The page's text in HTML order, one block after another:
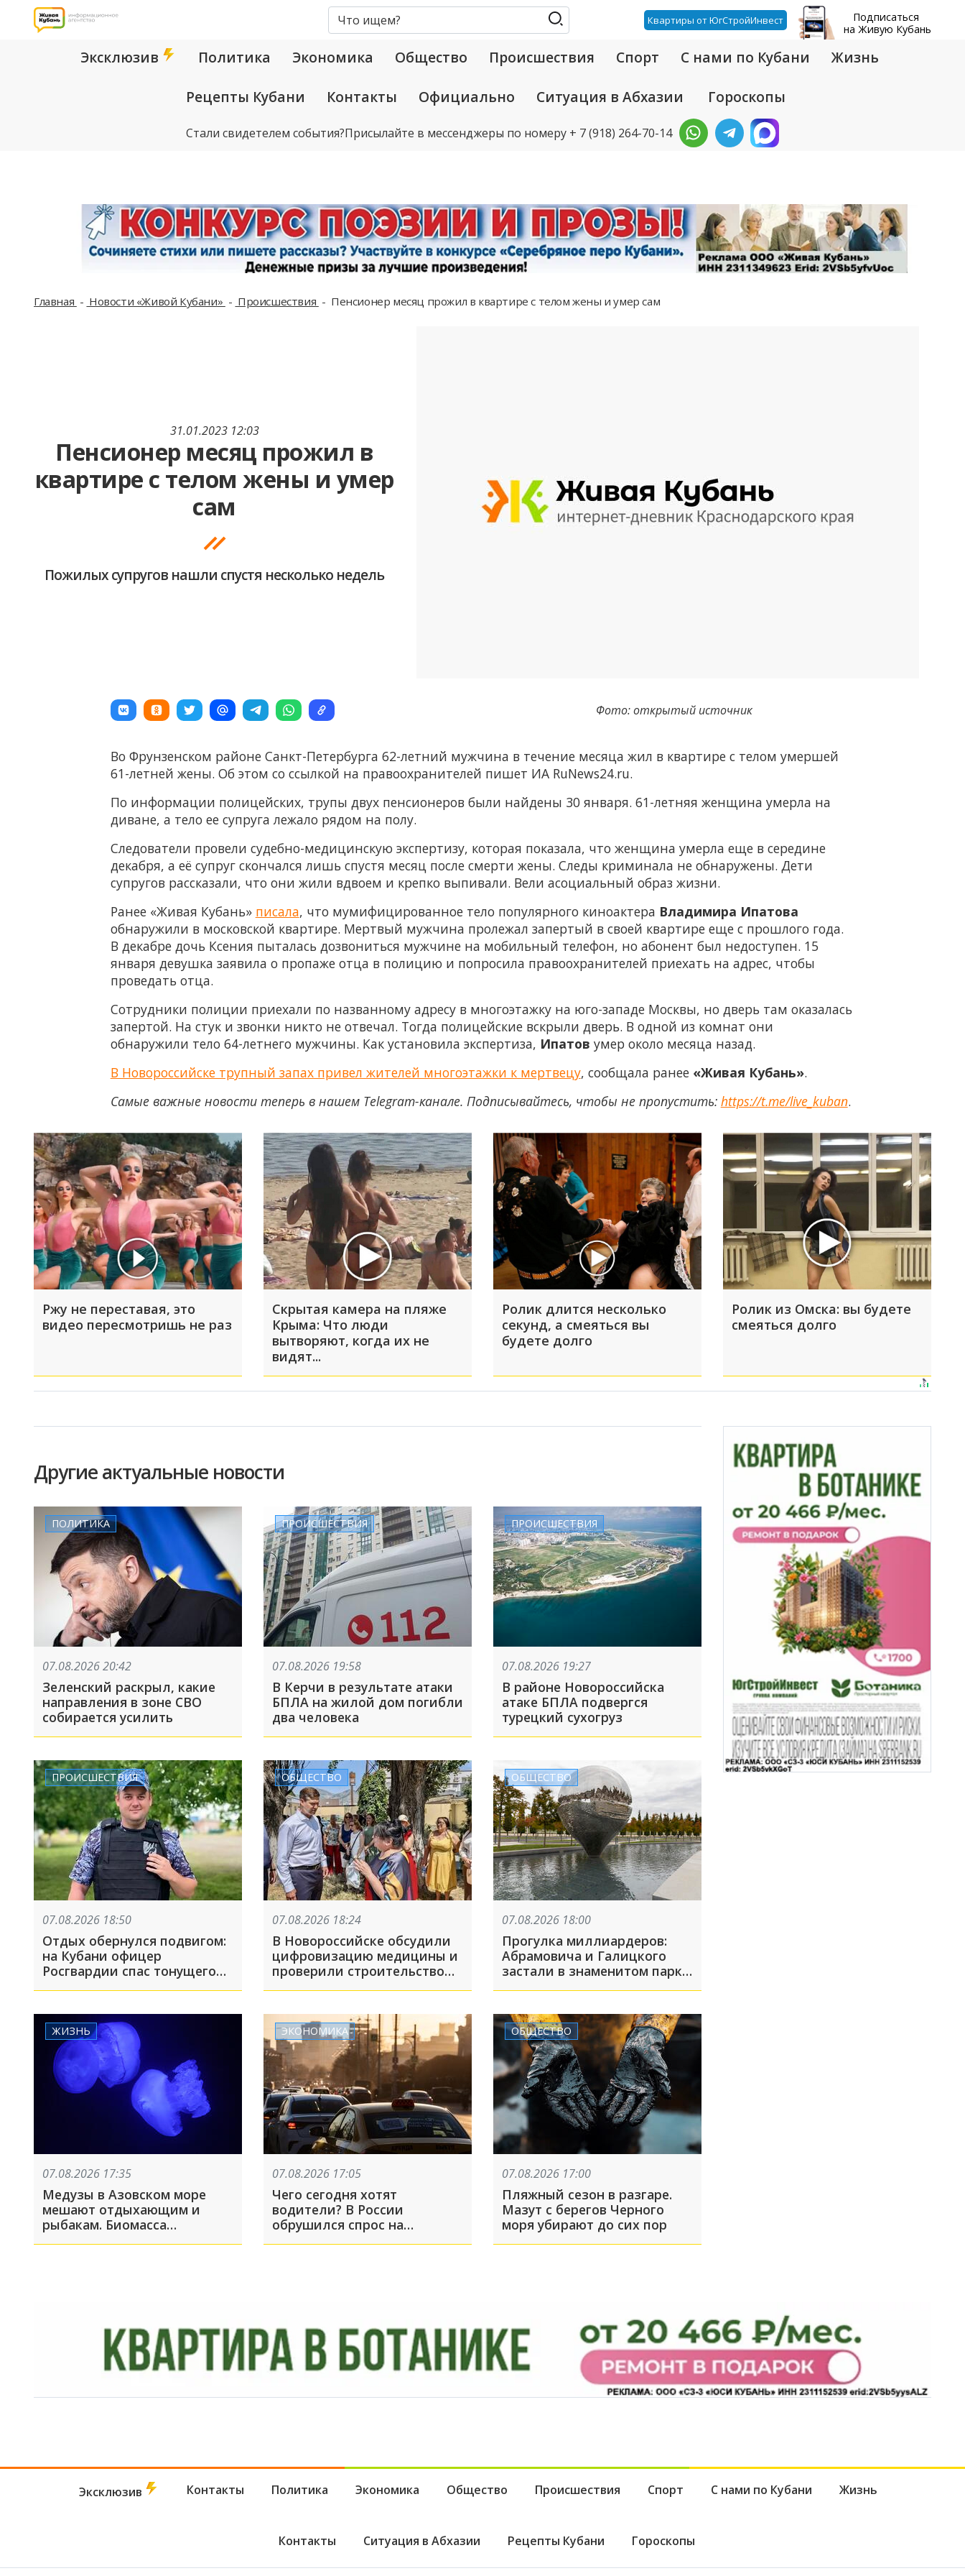
Квартиры от ЮгСтройИнвест
Подписаться
на Живую Кубань
Эксклюзив Политика Экономика Общество Происшествия Спорт С нами по Кубани Жизнь
Рецепты Кубани Контакты Официально Ситуация в Абхазии Гороскопы
Стали свидетелем события?Присылайте в мессенджеры по номеру + 7 (918) 264-70-14
Главная Новости «Живой Кубани» Происшествия Пенсионер месяц прожил в квартире с телом жены и умер сам
31.01.2023 12:03
Пенсионер месяц прожил в
квартире с телом жены и умер
сам
Пожилых супругов нашли спустя несколько недель
Фото: открытый источник
Во Фрунзенском районе Санкт-Петербурга 62-летний мужчина в течение месяца жил в квартире с телом умершей
61-летней жены. Об этом со ссылкой на правоохранителей пишет ИА RuNews24.ru.
По информации полицейских, трупы двух пенсионеров были найдены 30 января. 61-летняя женщина умерла на
диване, а тело ее супруга лежало рядом на полу.
Следователи провели судебно-медицинскую экспертизу, которая показала, что женщина умерла еще в середине
декабря, а её супруг скончался лишь спустя месяц после смерти жены. Следы криминала не обнаружены. Дети
супругов рассказали, что они жили вдвоем и крепко выпивали. Вели асоциальный образ жизни.
Ранее «Живая Кубань» писала, что мумифицированное тело популярного киноактера Владимира Ипатова
обнаружили в московской квартире. Мертвый мужчина пролежал запертый в своей квартире еще с прошлого года.
В декабре дочь Ксения пыталась дозвониться мужчине на мобильный телефон, но абонент был недоступен. 15
января девушка заявила о пропаже отца в полицию и попросила правоохранителей приехать на адрес, чтобы
проведать отца.
Сотрудники полиции приехали по названному адресу в многоэтажку на юго-западе Москвы, но дверь там оказалась
запертой. На стук и звонки никто не отвечал. Тогда полицейские вскрыли дверь. В одной из комнат они
обнаружили тело 64-летнего мужчины. Как установила экспертиза, Ипатов умер около месяца назад.
В Новороссийске трупный запах привел жителей многоэтажки к мертвецу, сообщала ранее «Живая Кубань».
Самые важные новости теперь в нашем Telegram-канале. Подписывайтесь, чтобы не пропустить: https://t.me/live_kuban.
Ржу не переставая, это
видео пересмотришь не раз
Скрытая камера на пляже
Крыма: Что люди
вытворяют, когда их не
видят...
Ролик длится несколько
секунд, а смеяться вы
будете долго
Ролик из Омска: вы будете
смеяться долго
Другие актуальные новости
ПОЛИТИКА
07.08.2026 20:42
Зеленский раскрыл, какие
направления в зоне СВО
собирается усилить
ПРОИСШЕСТВИЯ
07.08.2026 19:58
В Керчи в результате атаки
БПЛА на жилой дом погибли
два человека
ПРОИСШЕСТВИЯ
07.08.2026 19:27
В районе Новороссийска
атаке БПЛА подвергся
турецкий сухогруз
ПРОИСШЕСТВИЯ
07.08.2026 18:50
Отдых обернулся подвигом:
на Кубани офицер
Росгвардии спас тонущего
ОБЩЕСТВО
07.08.2026 18:24
В Новороссийске обсудили
цифровизацию медицины и
проверили строительство
ОБЩЕСТВО
07.08.2026 18:00
Прогулка миллиардеров:
Абрамовича и Галицкого
застали в знаменитом парке
ЖИЗНЬ
07.08.2026 17:35
Медузы в Азовском море
мешают отдыхающим и
рыбакам. Биомасса
ЭКОНОМИКА
07.08.2026 17:05
Чего сегодня хотят
водители? В России
обрушился спрос на
ОБЩЕСТВО
07.08.2026 17:00
Пляжный сезон в разгаре.
Мазут с берегов Черного
моря убирают до сих пор
Эксклюзив Контакты Политика Экономика Общество Происшествия Спорт С нами по Кубани Жизнь
Контакты Ситуация в Абхазии Рецепты Кубани Гороскопы